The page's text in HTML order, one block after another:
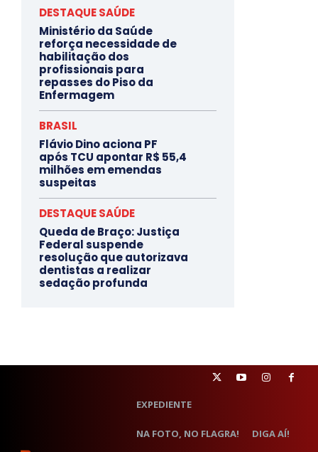
DESTAQUE SAÚDE
Ministério da Saúde
reforça necessidade de
habilitação dos
profissionais para
repasses do Piso da
Enfermagem
BRASIL
Flávio Dino aciona PF
após TCU apontar R$ 55,4
milhões em emendas
suspeitas
DESTAQUE SAÚDE
Queda de Braço: Justiça
Federal suspende
resolução que autorizava
dentistas a realizar
sedação profunda
EXPEDIENTE
NA FOTO, NO FLAGRA! DIGA AÍ!